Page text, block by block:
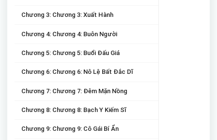
Chương 3: Chương 3: Xuất Hành
Chương 4: Chương 4: Buôn Người
Chương 5: Chương 5: Buổi Đấu Giá
Chương 6: Chương 6: Nô Lệ Bất Đắc Dĩ
Chương 7: Chương 7: Đêm Mặn Nồng
Chương 8: Chương 8: Bạch Y Kiếm Sĩ
Chương 9: Chương 9: Cô Gái Bí Ẩn